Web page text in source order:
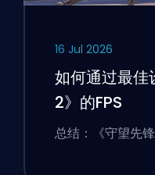
16 Jul 2026
如何通过最佳
2》的FPS
总结：《守望先